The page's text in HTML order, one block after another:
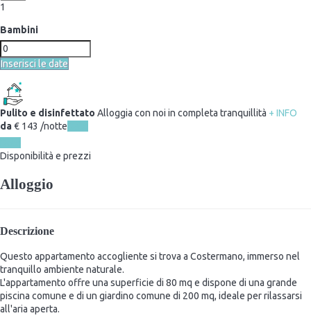
1
Bambini
Inserisci le date
Pulito e disinfettato Alloggia con noi in completa tranquillità + INFO
da€ 143 /notte
Disponibilità e prezzi
Alloggio
Descrizione
Questo appartamento accogliente si trova a Costermano, immerso nel
tranquillo ambiente naturale.
L'appartamento offre una superficie di 80 mq e dispone di una grande
piscina comune e di un giardino comune di 200 mq, ideale per rilassarsi
all'aria aperta.